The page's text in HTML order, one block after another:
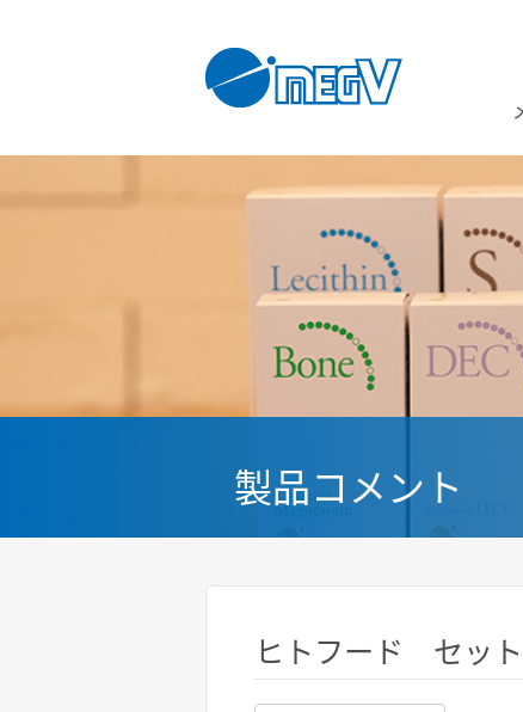
製品コメント
ヒトフード セッ